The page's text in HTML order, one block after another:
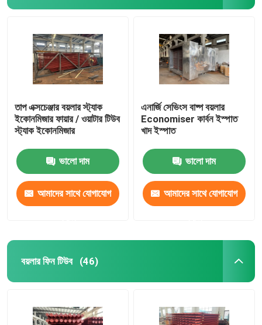
তাপ এক্সচেঞ্জার বয়লার স্ট্যাক
ইকোনমিজার ফায়ার / ওয়াটার টিউব
স্ট্যাক ইকোনমিজার
ভালো দাম
আমাদের সাথে যোগাযোগ
এনার্জি সেভিংস বাষ্প বয়লার
Economiser কার্বন ইস্পাত
খাদ ইস্পাত
ভালো দাম
আমাদের সাথে যোগাযোগ
বয়লার ফিন টিউব (46)